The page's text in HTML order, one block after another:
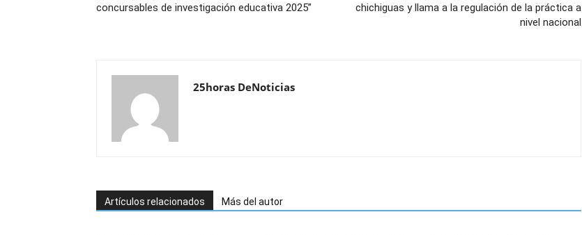
concursables de investigación educativa 2025”
chichiguas y llama a la regulación de la práctica a
nivel nacional
25horas DeNoticias
Artículos relacionados Más del autor